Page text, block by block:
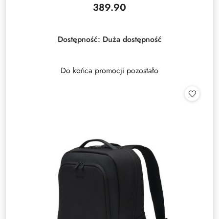
Cena:
389.90
Dostępność: Duża dostępność
Do końca promocji pozostało